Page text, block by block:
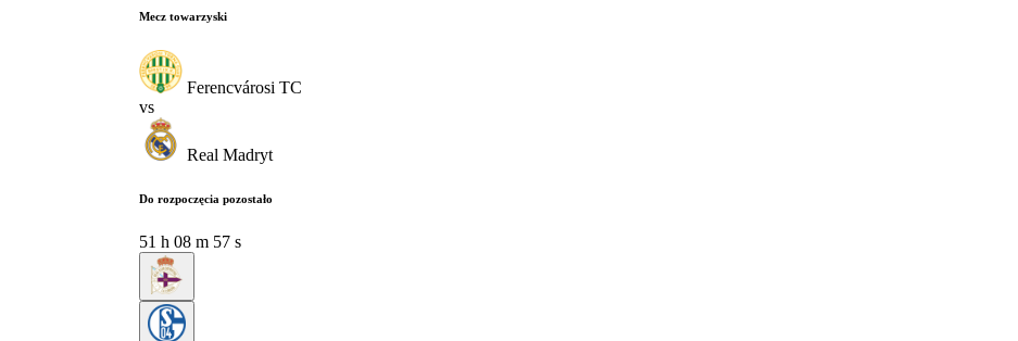
Mecz towarzyski
Ferencvárosi TC
vs
Real Madryt
Do rozpoczęcia pozostało
51 h 08 m 56 s